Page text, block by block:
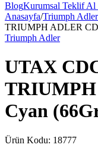
BlogKurumsal Teklif
Anasayfa/Triumph
TRIUMPH ADLER
Triumph Adler
UTAX
TRIUMPH
Cyan
Ürün Kodu: 18777